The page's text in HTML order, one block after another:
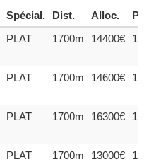
Spécial. Dist. Alloc.
PLAT 1700m 14400€ 11
PLAT 1700m 14600€ 12
PLAT 1700m 16300€ 11
PLAT 1700m 13000€ 11